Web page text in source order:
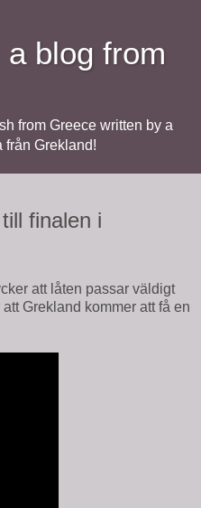
blog from
from Greece written by a
från Grekland!
finalen i
att låten passar väldigt
Grekland kommer att få en